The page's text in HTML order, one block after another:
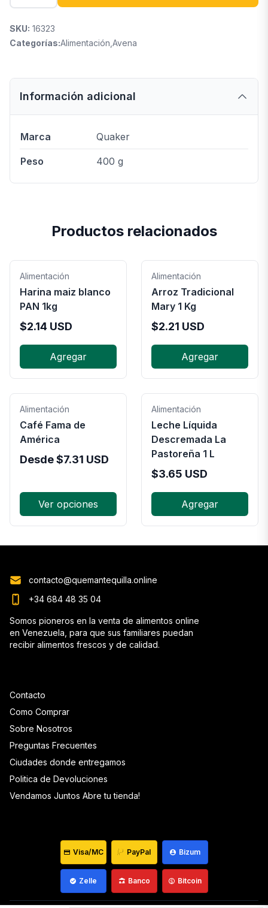
SKU: 16323
Categorías:Alimentación Avena
Información adicional
Marca Quaker
Peso 400 g
Productos relacionados
Alimentación
Harina maiz blanco
PAN 1kg
$2.14 USD
Agregar
Alimentación
Arroz Tradicional
Mary 1 Kg
$2.21 USD
Agregar
Alimentación
Café Fama de
América
Desde$7.31 USD
Ver opciones
Alimentación
Leche Líquida
Descremada La
Pastoreña 1 L
$3.65 USD
Agregar
Contacto
Como Comprar
Sobre Nosotros
Preguntas Frecuentes
Ciudades donde entregamos
Politica de Devoluciones
Vendamos Juntos Abre tu tienda!
contacto@quemantequilla.online
+34 684 48 35 04
Somos pioneros en la venta de alimentos online
en Venezuela, para que sus familiares puedan
recibir alimentos frescos y de calidad.
Visa/MC PayPal Bizum
Zelle Banco Bitcoin